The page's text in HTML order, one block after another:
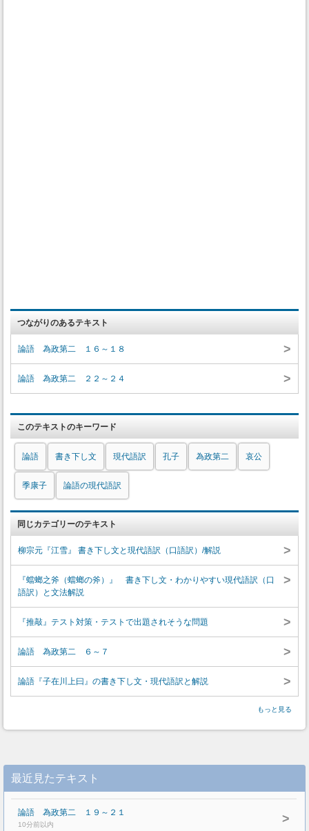
つながりのあるテキスト
論語 為政第二 １６～１８ >
論語 為政第二 ２２～２４ >
このテキストのキーワード
論語 書き下し文 現代語訳 孔子 為政第二 哀公
季康子 論語の現代語訳
同じカテゴリーのテキスト
柳宗元『江雪』 書き下し文と現代語訳（口語訳）/解説 >
『蟷螂之斧（蟷螂の斧）』 書き下し文・わかりやすい現代語訳（口
語訳）と文法解説
>
『推敲』テスト対策・テストで出題されそうな問題 >
論語 為政第二 ６～７ >
論語『子在川上曰』の書き下し文・現代語訳と解説 >
もっと見る
最近見たテキスト
論語 為政第二 １９～２１
10分前以内 >